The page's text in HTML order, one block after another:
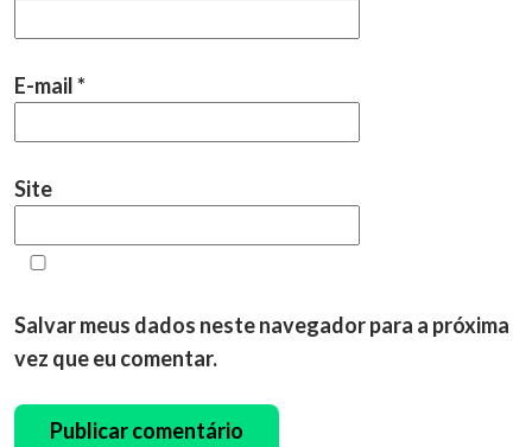
E-mail*
Site
Salvar meus dados neste navegador para a próxima
vez que eu comentar.